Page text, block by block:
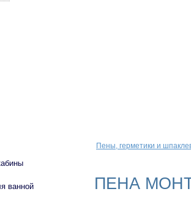
Пены, герметики и
ПЕНА
ванной